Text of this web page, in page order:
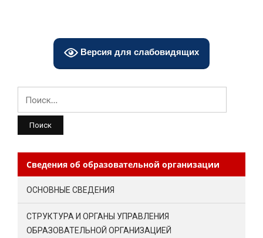
Версия для слабовидящих
Сведения об образовательной организации
ОСНОВНЫЕ СВЕДЕНИЯ
СТРУКТУРА И ОРГАНЫ УПРАВЛЕНИЯ
ОБРАЗОВАТЕЛЬНОЙ ОРГАНИЗАЦИЕЙ